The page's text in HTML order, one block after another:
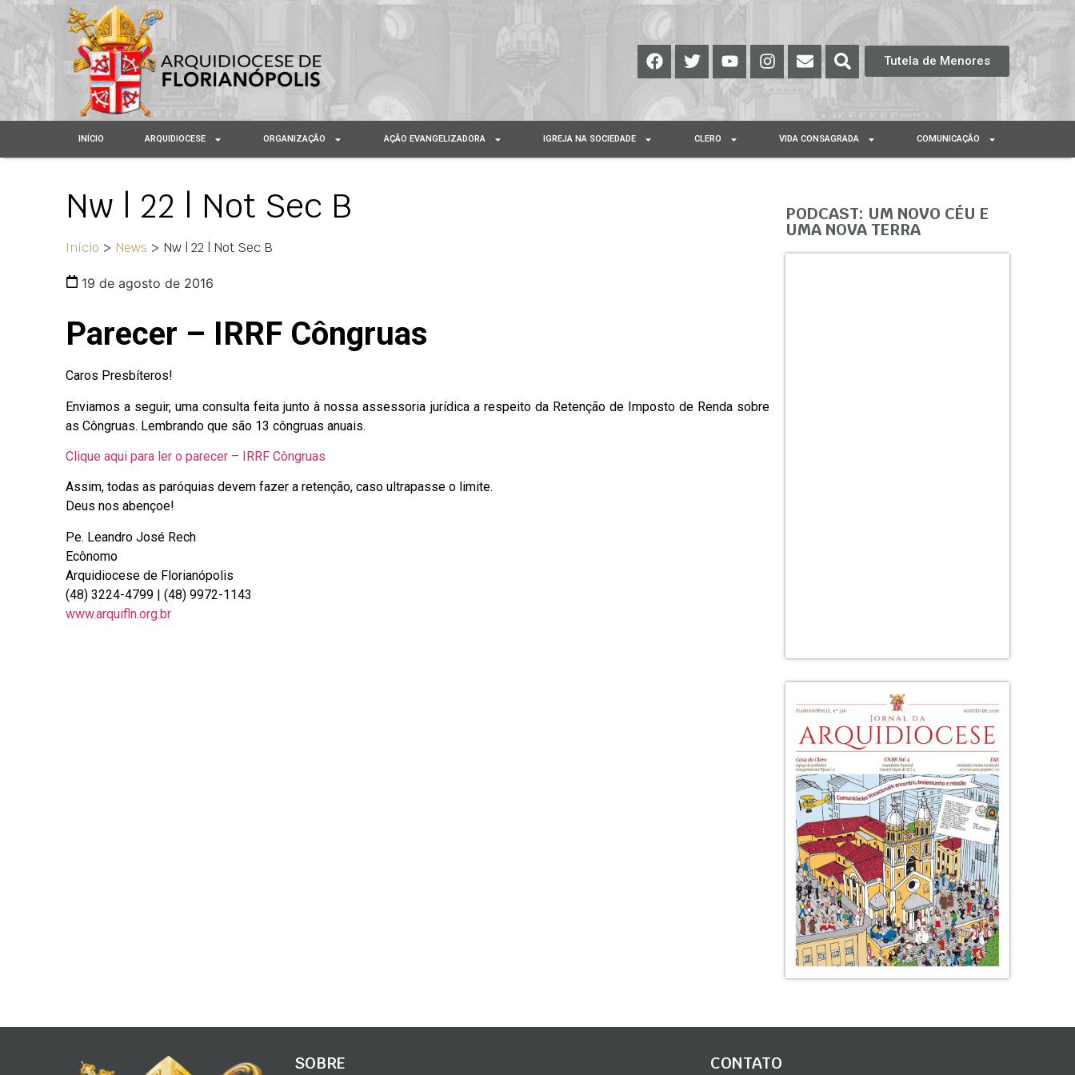
Tutela de Menores
INÍCIO ARQUIDIOCESE ORGANIZAÇÃO AÇÃO EVANGELIZADORA IGREJA NA SOCIEDADE CLERO VIDA CONSAGRADA COMUNICAÇÃO
Nw | 22 | Not Sec B
Início > News > Nw | 22 | Not Sec B
19 de agosto de 2016
Parecer – IRRF Côngruas
Caros Presbíteros!
Enviamos a seguir, uma consulta feita junto à nossa assessoria jurídica a respeito da Retenção de Imposto de Renda sobre
as Côngruas. Lembrando que são 13 côngruas anuais.
Clique aqui para ler o parecer – IRRF Côngruas
Assim, todas as paróquias devem fazer a retenção, caso ultrapasse o limite.
Deus nos abençoe!
Pe. Leandro José Rech
Ecônomo
Arquidiocese de Florianópolis
(48) 3224-4799 | (48) 9972-1143
www.arquifln.org.br
PODCAST: UM NOVO CÉU E
UMA NOVA TERRA
SOBRE CONTATO